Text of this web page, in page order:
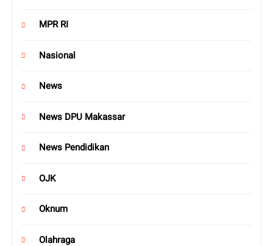
MPR RI
Nasional
News
News DPU Makassar
News Pendidikan
OJK
Oknum
Olahraga